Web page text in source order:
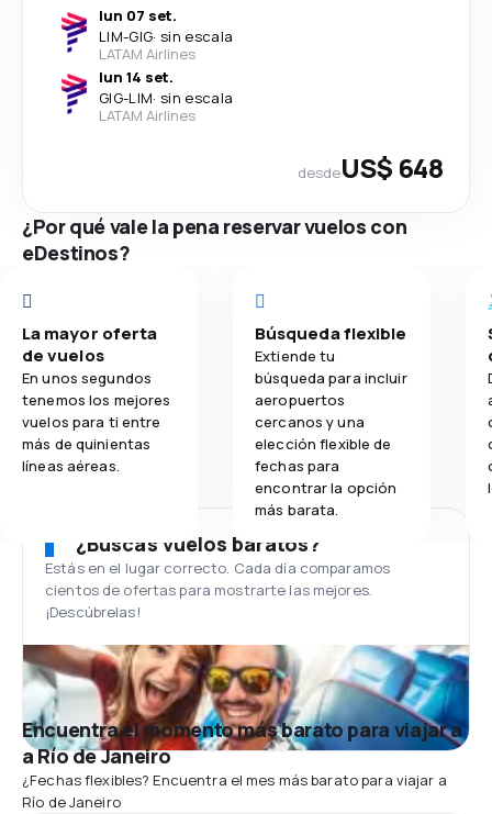
lun 07 set.
LIM-GIG· sin escala
LATAM Airlines
lun 14 set.
GIG-LIM· sin escala
LATAM Airlines
desdeUS$ 648
¿Por qué vale la pena reservar vuelos con
eDestinos?
La mayor oferta
de vuelos
En unos segundos
tenemos los mejores
vuelos para ti entre
más de quinientas
líneas aéreas.
Búsqueda flexible
Extiende tu
búsqueda para incluir
aeropuertos
cercanos y una
elección flexible de
fechas para
encontrar la opción
más barata.
¿Buscas vuelos baratos?
Estás en el lugar correcto. Cada día comparamos
cientos de ofertas para mostrarte las mejores.
¡Descúbrelas!
Encuentra el momento más barato para viajar a
a Río de Janeiro
¿Fechas flexibles? Encuentra el mes más barato para viajar a
Río de Janeiro